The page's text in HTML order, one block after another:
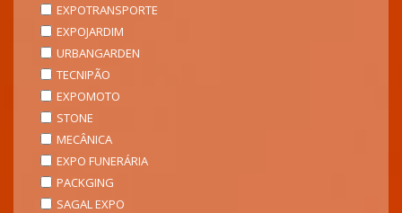
EXPOTRANSPORTE
EXPOJARDIM
URBANGARDEN
TECNIPÃO
EXPOMOTO
STONE
MECÂNICA
EXPO FUNERÁRIA
PACKGING
SAGAL EXPO